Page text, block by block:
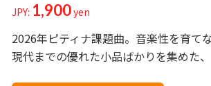
JPY: 1,900yen
2026年ピティナ課題曲。音楽性を育て
現代までの優れた小品ばかりを集めた